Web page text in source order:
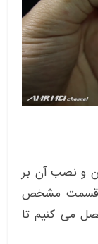
و نصب آن بر
به قسمت مشخص
می کنیم تا